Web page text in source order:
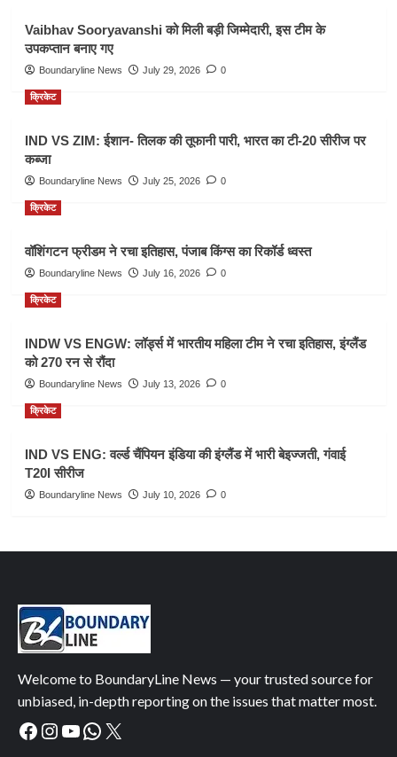
Vaibhav Sooryavanshi को मिली बड़ी जिम्मेदारी, इस टीम के
उपकप्तान बनाए गए
Boundaryline News July 29, 2026 0
क्रिकेट
IND VS ZIM: ईशान- तिलक की तूफानी पारी, भारत का टी-20 सीरीज पर
कब्जा
Boundaryline News July 25, 2026 0
क्रिकेट
वॉशिंगटन फ्रीडम ने रचा इतिहास, पंजाब किंग्स का रिकॉर्ड ध्वस्त
Boundaryline News July 16, 2026 0
क्रिकेट
INDW VS ENGW: लॉर्ड्स में भारतीय महिला टीम ने रचा इतिहास, इंग्लैंड
को 270 रन से रौंदा
Boundaryline News July 13, 2026 0
क्रिकेट
IND VS ENG: वर्ल्ड चैंपियन इंडिया की इंग्लैंड में भारी बेइज्जती, गंवाई
T20I सीरीज
Boundaryline News July 10, 2026 0
Welcome to BoundaryLine News — your trusted source for
unbiased, in-depth reporting on the issues that matter most.
Facebook
Instagram
YouTube
WhatsApp
X